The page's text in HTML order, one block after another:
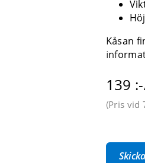
Kåsan
139
(Pris vid